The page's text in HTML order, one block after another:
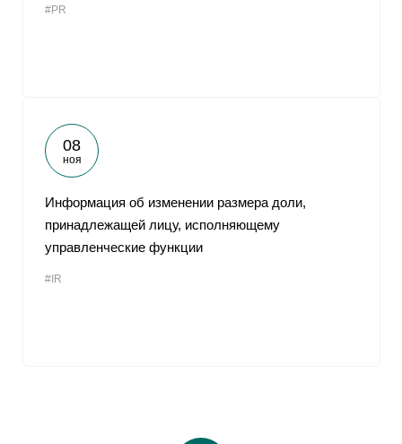
#PR
08
ноя
Информация об изменении размера доли,
принадлежащей лицу, исполняющему
управленческие функции
#IR